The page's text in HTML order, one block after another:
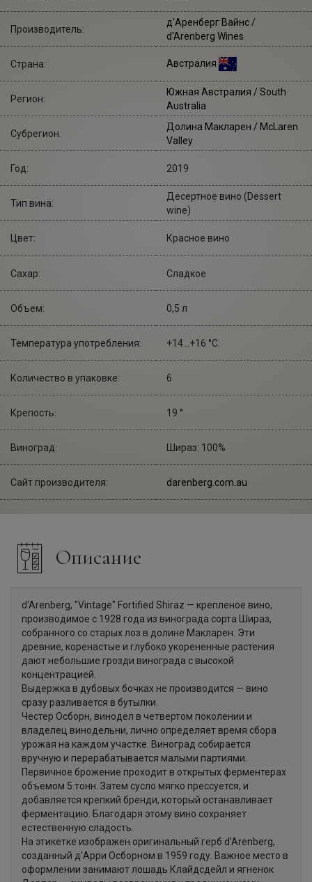
Производитель:
д'Аренберг Вайнс /
d'Arenberg Wines
Страна: Австралия
Регион:
Южная Австралия / South
Australia
Субрегион:
Долина Макларен / McLaren
Valley
Год: 2019
Тип вина:
Десертное вино (Dessert
wine)
Цвет: Красное вино
Сахар: Сладкое
Объем: 0,5 л
Температура употребления: +14...+16 °С.
Количество в упаковке: 6
Крепость: 19 °
Виноград: Шираз: 100%
Сайт производителя: darenberg.com.au
Описание
d'Arenberg, "Vintage" Fortified Shiraz — крепленое вино,
производимое с 1928 года из винограда сорта Шираз,
собранного со старых лоз в долине Макларен. Эти
древние, коренастые и глубоко укорененные растения
дают небольшие грозди винограда с высокой
концентрацией.
Выдержка в дубовых бочках не производится — вино
сразу разливается в бутылки.
Честер Осборн, винодел в четвертом поколении и
владелец винодельни, лично определяет время сбора
урожая на каждом участке. Виноград собирается
вручную и перерабатывается малыми партиями.
Первичное брожение проходит в открытых ферментерах
объемом 5 тонн. Затем сусло мягко прессуется, и
добавляется крепкий бренди, который останавливает
ферментацию. Благодаря этому вино сохраняет
естественную сладость.
На этикетке изображен оригинальный герб d’Arenberg,
созданный д’Арри Осборном в 1959 году. Важное место в
оформлении занимают лошадь Клайдсдейл и ягненок